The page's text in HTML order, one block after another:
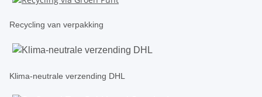
Recycling van verpakking
Klima-neutrale verzending DHL